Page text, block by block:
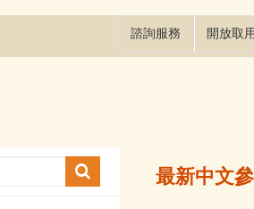
諮詢服務 開放取
最新中文